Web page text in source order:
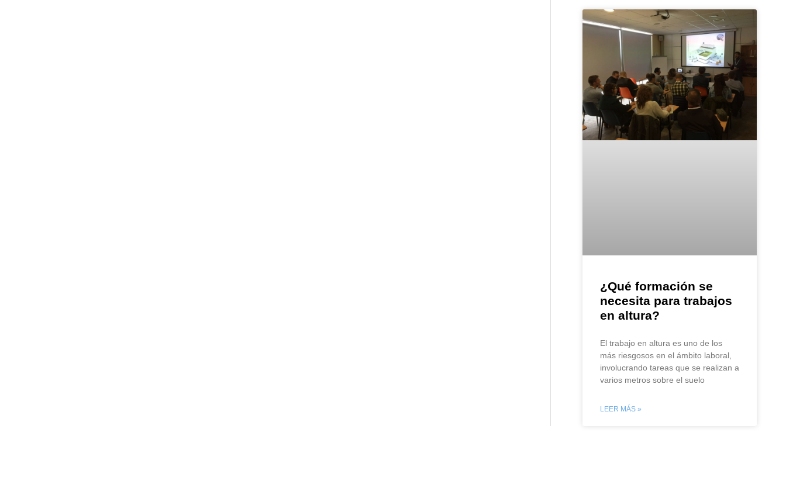
¿Qué formación se
necesita para trabajos
en altura?
El trabajo en altura es uno de los
más riesgosos en el ámbito laboral,
involucrando tareas que se realizan a
varios metros sobre el suelo
LEER MÁS »